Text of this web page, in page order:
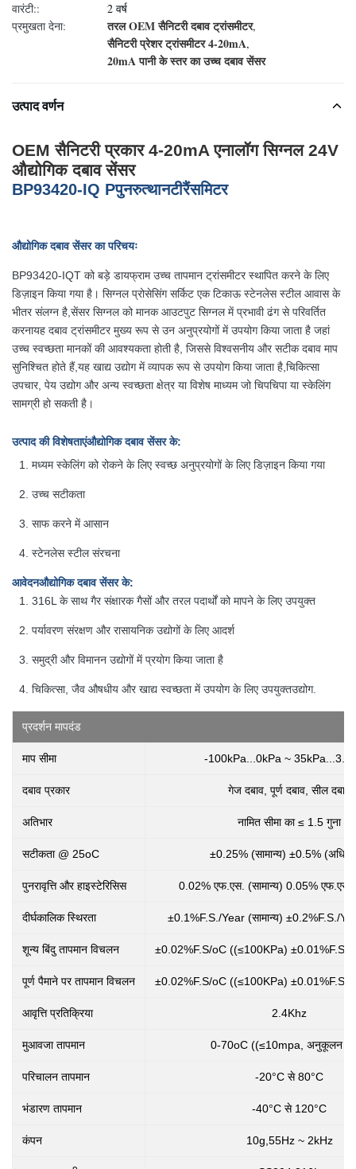
वारंटी::
2 वर्ष
प्रमुखता देना:
तरल OEM सैनिटरी दबाव ट्रांसमीटर,
सैनिटरी प्रेशर ट्रांसमीटर 4-20mA,
20mA पानी के स्तर का उच्च दबाव सेंसर
उत्पाद वर्णन
OEM सैनिटरी प्रकार 4-20mA एनालॉग सिग्नल 24V
औद्योगिक दबाव सेंसर
BP93420-IQ Pपुनरुत्थानटीरैंसमिटर
औद्योगिक दबाव सेंसर का परिचयः
BP93420-IQT को बड़े डायफ्राम उच्च तापमान ट्रांसमीटर स्थापित करने के लिए
डिज़ाइन किया गया है। सिग्नल प्रोसेसिंग सर्किट एक टिकाऊ स्टेनलेस स्टील आवास के
भीतर संलग्न है,सेंसर सिग्नल को मानक आउटपुट सिग्नल में प्रभावी ढंग से परिवर्तित
करनायह दबाव ट्रांसमीटर मुख्य रूप से उन अनुप्रयोगों में उपयोग किया जाता है जहां
उच्च स्वच्छता मानकों की आवश्यकता होती है, जिससे विश्वसनीय और सटीक दबाव माप
सुनिश्चित होते हैं,यह खाद्य उद्योग में व्यापक रूप से उपयोग किया जाता है,चिकित्सा
उपचार, पेय उद्योग और अन्य स्वच्छता क्षेत्र या विशेष माध्यम जो चिपचिपा या स्केलिंग
सामग्री हो सकती है।
उत्पाद की विशेषताएंऔद्योगिक दबाव सेंसर के:
मध्यम स्केलिंग को रोकने के लिए स्वच्छ अनुप्रयोगों के लिए डिज़ाइन किया गया
उच्च सटीकता
साफ करने में आसान
स्टेनलेस स्टील संरचना
आवेदनऔद्योगिक दबाव सेंसर के:
316L के साथ गैर संक्षारक गैसों और तरल पदार्थों को मापने के लिए उपयुक्त
पर्यावरण संरक्षण और रासायनिक उद्योगों के लिए आदर्श
समुद्री और विमानन उद्योगों में प्रयोग किया जाता है
चिकित्सा, जैव औषधीय और खाद्य स्वच्छता में उपयोग के लिए उपयुक्तउद्योग.
प्रदर्शन मापदंड
माप सीमा -100kPa...0kPa ~
दबाव प्रकार गेज दबाव, पूर्ण दबाव, सील दबाव
अतिभार नामित सीमा का ≤ 1.5 गुना
सटीकता @ 25oC ±0.25% (सामान्य) ±0.5%
पुनरावृत्ति और हाइस्टेरिसिस 0.02% एफ.एस. (सामान्य) 0.05%
दीर्घकालिक स्थिरता ±0.1%F.S./Year (सामान्य) ±0.2%F.S./
शून्य बिंदु तापमान विचलन ±0.02%F.S/oC ((≤100KPa) ±0.01%F.S/
पूर्ण पैमाने पर तापमान विचलन ±0.02%F.S/oC ((≤100KPa) ±0.01%F.S/
आवृत्ति प्रतिक्रिया 2.4Khz
मुआवजा तापमान 0-70oC ((≤10mpa, अनुकूलन
परिचालन तापमान -20°C से 80°C
भंडारण तापमान -40°C से 120°C
कंपन 10g,55Hz ~ 2kHz